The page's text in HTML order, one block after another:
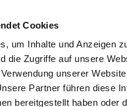
Cookies
um Inhalte und Anzeigen
die Zugriffe auf unsere
unserer
Partner führen diese
bereitgestellt haben oder